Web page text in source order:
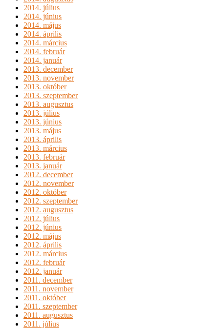
2014. július
2014. június
2014. május
2014. április
2014. március
2014. február
2014. január
2013. december
2013. november
2013. október
2013. szeptember
2013. augusztus
2013. július
2013. június
2013. május
2013. április
2013. március
2013. február
2013. január
2012. december
2012. november
2012. október
2012. szeptember
2012. augusztus
2012. július
2012. június
2012. május
2012. április
2012. március
2012. február
2012. január
2011. december
2011. november
2011. október
2011. szeptember
2011. augusztus
2011. július